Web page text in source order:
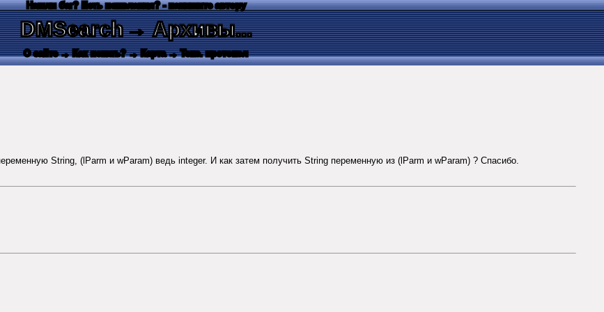
Нашли баг? Есть пожелания? - напишите автору
DMSearch→ Архивы...
О сайте → Как искать? → Карта → Текс. протокол
String, (lParm и wParam) ведь integer. И как затем получить String переменную из (lParm и wParam) ? Спасибо.